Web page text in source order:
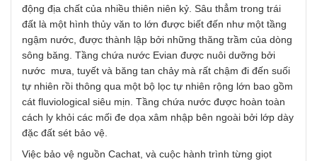
động địa chất của nhiều thiên niên kỷ. Sâu thẳm trong trái
đất là một hình thủy văn to lớn được biết đến như một tầng
ngậm nước, được thành lập bởi những thăng trầm của dòng
sông băng. Tầng chứa nước Evian được nuôi dưỡng bởi
nước mưa, tuyết và băng tan chảy mà rất chậm đi đến suối
tự nhiên rồi thông qua một bộ lọc tự nhiên rộng lớn bao gồm
cát fluviological siêu mịn. Tầng chứa nước được hoàn toàn
cách ly khỏi các mối đe dọa xâm nhập bên ngoài bởi lớp dày
đặc đất sét bảo vệ.
Việc bảo vệ nguồn Cachat, và cuộc hành trình từng giọt